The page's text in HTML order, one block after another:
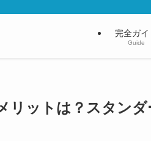
完全ガイ
Guide
リットは？スタンダ